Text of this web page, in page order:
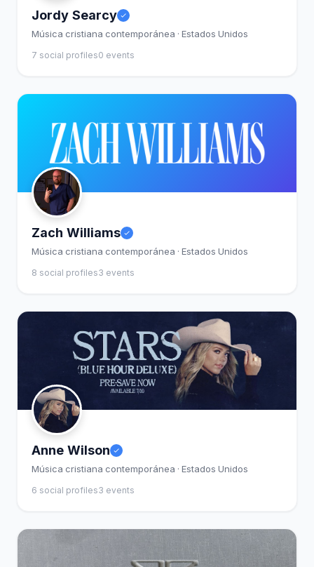
Jordy Searcy
Música cristiana contemporánea · Estados Unidos
7 social profiles0 events
Zach Williams
Música cristiana contemporánea · Estados Unidos
8 social profiles3 events
Anne Wilson
Música cristiana contemporánea · Estados Unidos
6 social profiles3 events